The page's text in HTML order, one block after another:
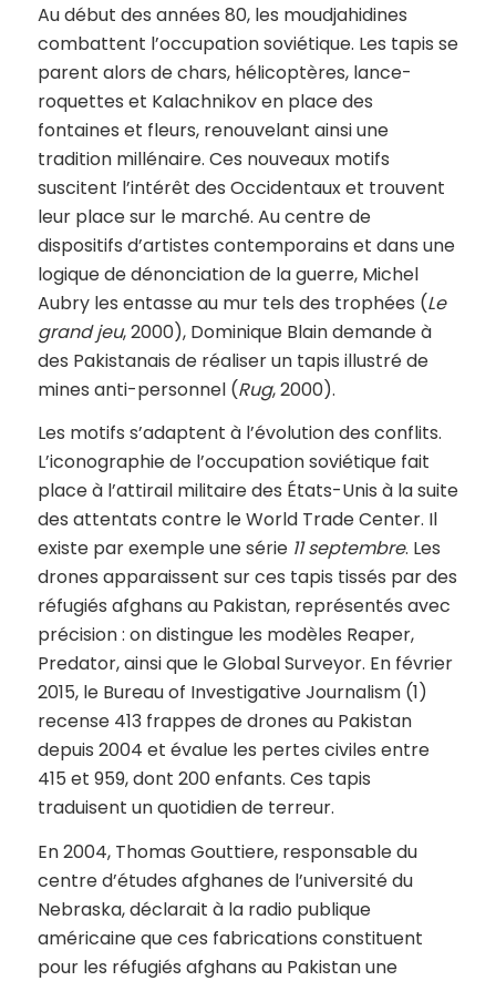
Au début des années 80, les moudjahidines
combattent l’occupation soviétique. Les tapis se
parent alors de chars, hélicoptères, lance-
roquettes et Kalachnikov en place des
fontaines et fleurs, renouvelant ainsi une
tradition millénaire. Ces nouveaux motifs
suscitent l’intérêt des Occidentaux et trouvent
leur place sur le marché. Au centre de
dispositifs d’artistes contemporains et dans une
logique de dénonciation de la guerre, Michel
Aubry les entasse au mur tels des trophées (Le
grand jeu, 2000), Dominique Blain demande à
des Pakistanais de réaliser un tapis illustré de
mines anti-personnel (Rug, 2000).
Les motifs s’adaptent à l’évolution des conflits.
L’iconographie de l’occupation soviétique fait
place à l’attirail militaire des États-Unis à la suite
des attentats contre le World Trade Center. Il
existe par exemple une série 11 septembre. Les
drones apparaissent sur ces tapis tissés par des
réfugiés afghans au Pakistan, représentés avec
précision : on distingue les modèles Reaper,
Predator, ainsi que le Global Surveyor. En février
2015, le Bureau of Investigative Journalism (1)
recense 413 frappes de drones au Pakistan
depuis 2004 et évalue les pertes civiles entre
415 et 959, dont 200 enfants. Ces tapis
traduisent un quotidien de terreur.
En 2004, Thomas Gouttiere, responsable du
centre d’études afghanes de l’université du
Nebraska, déclarait à la radio publique
américaine que ces fabrications constituent
pour les réfugiés afghans au Pakistan une